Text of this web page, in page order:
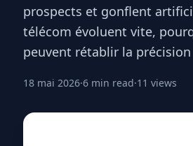
prospects et gonflent
télécom évoluent vite,
peuvent rétablir la précision
18 mai 2026·6 min read·11 views